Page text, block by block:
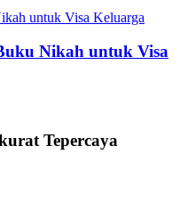
Nikah untuk Visa
Tepercaya